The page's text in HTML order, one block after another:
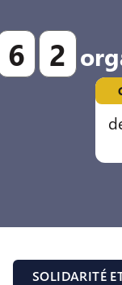
6 2
SOLIDARITÉ